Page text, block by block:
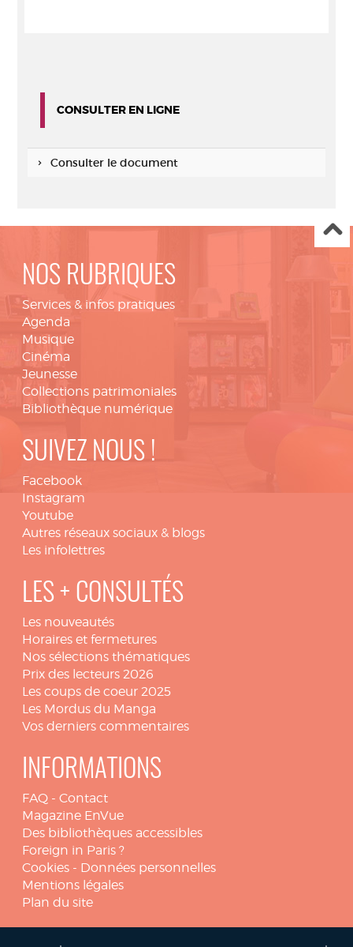
CONSULTER EN LIGNE
Consulter le document
NOS RUBRIQUES
Services & infos pratiques
Agenda
Musique
Cinéma
Jeunesse
Collections patrimoniales
Bibliothèque numérique
SUIVEZ NOUS !
Facebook
Instagram
Youtube
Autres réseaux sociaux & blogs
Les infolettres
LES + CONSULTÉS
Les nouveautés
Horaires et fermetures
Nos sélections thématiques
Prix des lecteurs 2026
Les coups de coeur 2025
Les Mordus du Manga
Vos derniers commentaires
INFORMATIONS
FAQ - Contact
Magazine EnVue
Des bibliothèques accessibles
Foreign in Paris ?
Cookies - Données personnelles
Mentions légales
Plan du site